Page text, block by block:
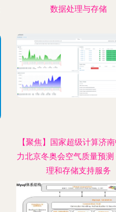
数据处理与存储
【聚焦】国家超级计算济
力北京冬奥会空气质量预测
理和存储支持服务